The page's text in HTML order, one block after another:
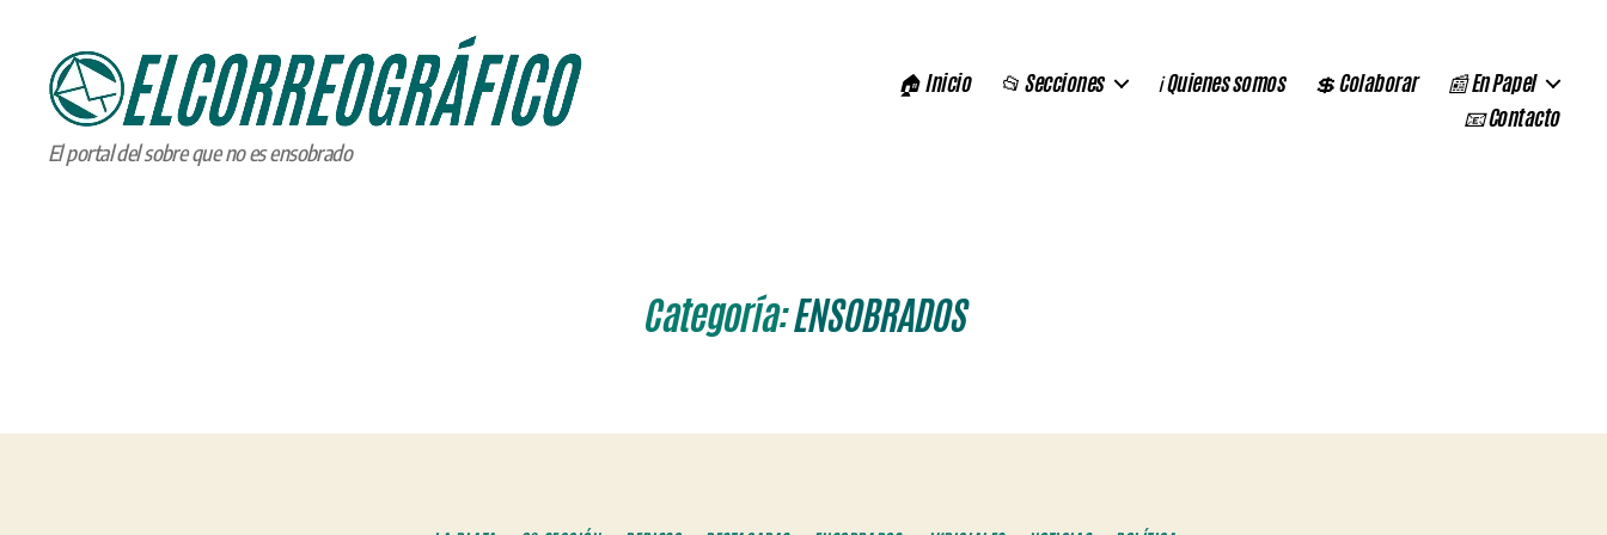
ELCORREOGRÁFICO
El portal del sobre que no es ensobrado
🏠 Inicio 📂 Secciones ℹ️ Quienes somos 💲 Colaborar
📰 En Papel
📧 Contacto
Categoría:ENSOBRADOS
Categorías